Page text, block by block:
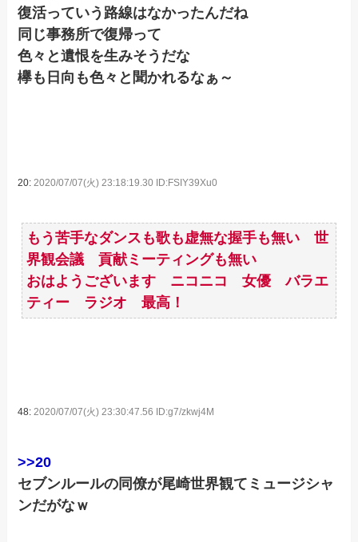
復活っていう路線はなかったんだね
同じ事務所で復帰って
色々と遺恨を生みそうだな
欅も日向も色々と聞かれるなぁ～
20: 2020/07/07(火) 23:18:19.30 ID:FSIY39Xu0
もう苦手なダンスも歌も虚無な握手も無い 世
界観会議 貢献ミーティングも無い
おはようございます ニコニコ 女優 バラエ
ティー ラジオ 最高！
48:2020/07/07(火) 23:30:47.56 ID:g7/zkwj4M
>>20
セブンルールの同僚が尾崎世界観てミュージシャ
ンだがなｗ